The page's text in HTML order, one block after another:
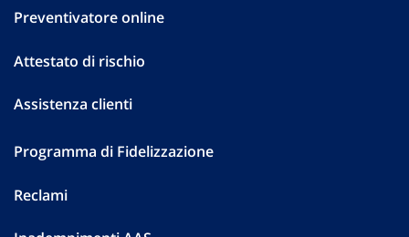
Preventivatore online
Attestato di rischio
Assistenza clienti
Programma di Fidelizzazione
Reclami